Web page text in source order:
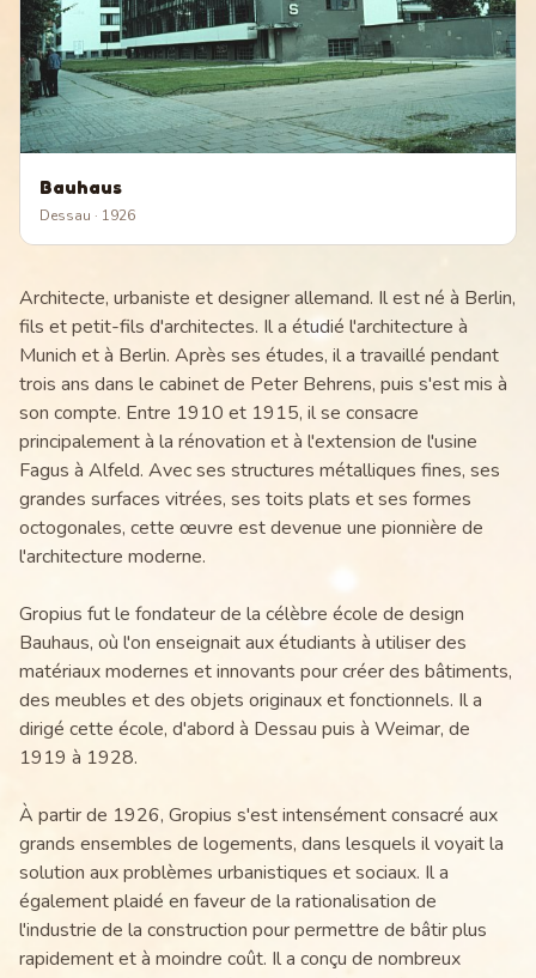
Bauhaus
Dessau · 1926
Architecte, urbaniste et designer allemand. Il est né à Berlin,
fils et petit-fils d'architectes. Il a étudié l'architecture à
Munich et à Berlin. Après ses études, il a travaillé pendant
trois ans dans le cabinet de Peter Behrens, puis s'est mis à
son compte. Entre 1910 et 1915, il se consacre
principalement à la rénovation et à l'extension de l'usine
Fagus à Alfeld. Avec ses structures métalliques fines, ses
grandes surfaces vitrées, ses toits plats et ses formes
octogonales, cette œuvre est devenue une pionnière de
l'architecture moderne.
Gropius fut le fondateur de la célèbre école de design
Bauhaus, où l'on enseignait aux étudiants à utiliser des
matériaux modernes et innovants pour créer des bâtiments,
des meubles et des objets originaux et fonctionnels. Il a
dirigé cette école, d'abord à Dessau puis à Weimar, de
1919 à 1928.
À partir de 1926, Gropius s'est intensément consacré aux
grands ensembles de logements, dans lesquels il voyait la
solution aux problèmes urbanistiques et sociaux. Il a
également plaidé en faveur de la rationalisation de
l'industrie de la construction pour permettre de bâtir plus
rapidement et à moindre coût. Il a conçu de nombreux